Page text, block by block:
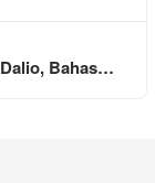
Bahas…